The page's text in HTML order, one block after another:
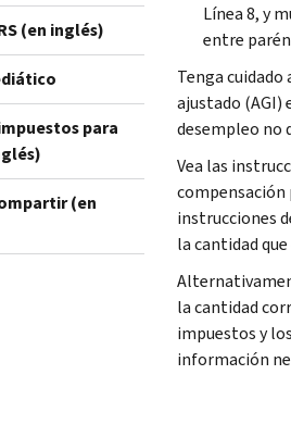
(en inglés)
para
(en
Línea 8, y
entre
Tenga
ajustado (AGI)
desempleo no
Vea las
compensación
instrucciones
la cantidad
la cantidad
impuestos y
información